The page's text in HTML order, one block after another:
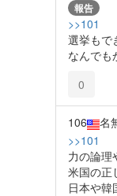
報告
>>101
選挙もで
なんでも
0
106 名
>>101
力の論理
米国の正
日本や韓